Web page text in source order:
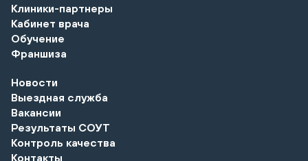
Клиники-партнеры
Кабинет врача
Обучение
Франшиза
Новости
Выездная служба
Вакансии
Результаты СОУТ
Контроль качества
Контакты